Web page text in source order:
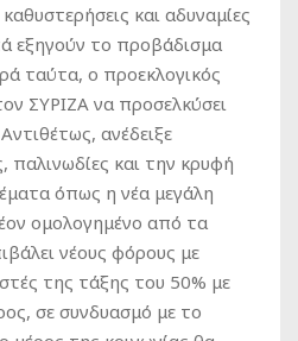
και αδυναμίες
εξηγούν το προβάδισμα
ταύτα, ο προεκλογικός
ΣΥΡΙΖΑ να προσελκύσει
ανέδειξε
παλινωδίες και την κρυφή
όπως η νέα μεγάλη
ομολογημένο από τα
νέους φόρους με
της τάξης του 50% με
σε συνδυασμό με το